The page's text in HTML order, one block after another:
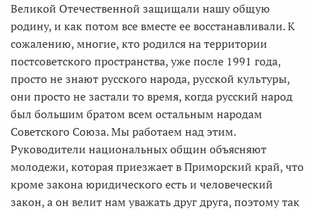
Великой Отечественной защищали нашу общую
родину, и как потом все вместе ее восстанавливали. К
сожалению, многие, кто родился на территории
постсоветского пространства, уже после 1991 года,
просто не знают русского народа, русской культуры,
они просто не застали то время, когда русский народ
был большим братом всем остальным народам
Советского Союза. Мы работаем над этим.
Руководители национальных общин объясняют
молодежи, которая приезжает в Приморский край, что
кроме закона юридического есть и человеческий
закон, а он велит нам уважать друг друга, поэтому так